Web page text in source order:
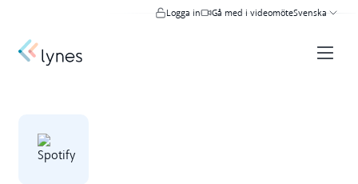
Logga in Gå med i videomöteSvenska